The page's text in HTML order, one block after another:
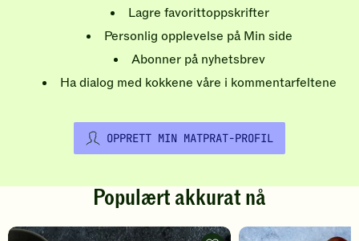
Lagre favorittoppskrifter
Personlig opplevelse på Min side
Abonner på nyhetsbrev
Ha dialog med kokkene våre i kommentarfeltene
OPPRETT MIN MATPRAT-PROFIL
Populært akkurat nå